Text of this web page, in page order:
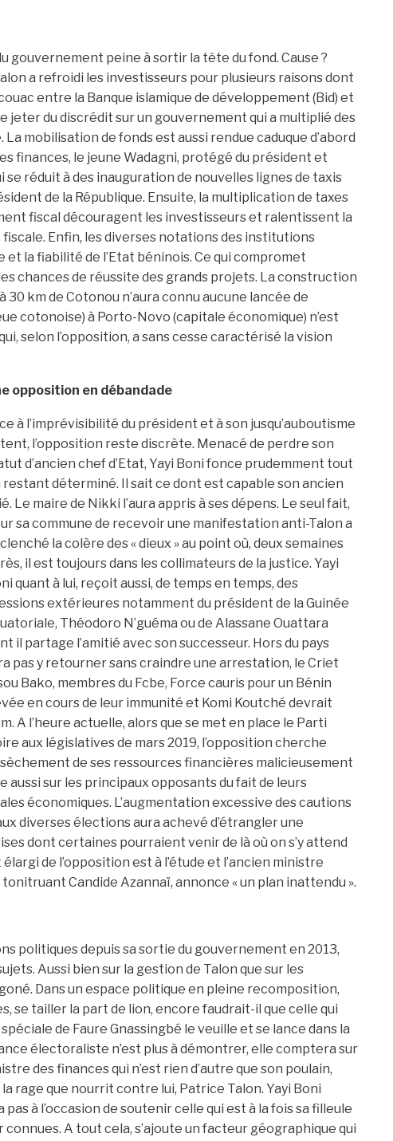
gouvernement peine à sortir la tête du fond. Cause ?
a refroidi les investisseurs pour plusieurs raisons dont
entre la Banque islamique de développement (Bid) et
jeter du discrédit sur un gouvernement qui a multiplié des
mobilisation de fonds est aussi rendue caduque d’abord
finances, le jeune Wadagni, protégé du président et
réduit à des inauguration de nouvelles lignes de taxis
de la République. Ensuite, la multiplication de taxes
fiscal découragent les investisseurs et ralentissent la
Enfin, les diverses notations des institutions
la fiabilité de l’Etat béninois. Ce qui compromet
chances de réussite des grands projets. La construction
km de Cotonou n’aura connu aucune lancée de
cotonoise) à Porto-Novo (capitale économique) n’est
selon l’opposition, a sans cesse caractérisé la vision
opposition en débandade
à l’imprévisibilité du président et à son jusqu’auboutisme
l’opposition reste discrète. Menacé de perdre son
d’ancien chef d’Etat, Yayi Boni fonce prudemment tout
restant déterminé. Il sait ce dont est capable son ancien
Le maire de Nikki l’aura appris à ses dépens. Le seul fait,
sa commune de recevoir une manifestation anti-Talon a
la colère des « dieux » au point où, deux semaines
il est toujours dans les collimateurs de la justice. Yayi
quant à lui, reçoit aussi, de temps en temps, des
extérieures notamment du président de la Guinée
Théodoro N’guéma ou de Alassane Ouattara
il partage l’amitié avec son successeur. Hors du pays
pas y retourner sans craindre une arrestation, le Criet
Bako, membres du Fcbe, Force cauris pour un Bénin
en cours de leur immunité et Komi Koutché devrait
A l’heure actuelle, alors que se met en place le Parti
aux législatives de mars 2019, l’opposition cherche
de ses ressources financières malicieusement
aussi sur les principaux opposants du fait de leurs
économiques. L’augmentation excessive des cautions
diverses élections aura achevé d’étrangler une
dont certaines pourraient venir de là où on s’y attend
de l’opposition est à l’étude et l’ancien ministre
Candide Azannaï, annonce « un plan inattendu ».
politiques depuis sa sortie du gouvernement en 2013,
Aussi bien sur la gestion de Talon que sur les
Dans un espace politique en pleine recomposition,
se tailler la part de lion, encore faudrait-il que celle qui
de Faure Gnassingbé le veuille et se lance dans la
électoraliste n’est plus à démontrer, elle comptera sur
des finances qui n’est rien d’autre que son poulain,
rage que nourrit contre lui, Patrice Talon. Yayi Boni
à l’occasion de soutenir celle qui est à la fois sa filleule
A tout cela, s’ajoute un facteur géographique qui